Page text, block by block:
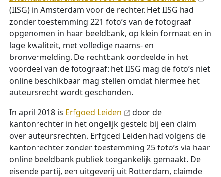
(IISG) in Amsterdam voor de rechter. Het IISG had
zonder toestemming 221 foto’s van de fotograaf
opgenomen in haar beeldbank, op klein formaat en in
lage kwaliteit, met volledige naams- en
bronvermelding. De rechtbank oordeelde in het
voordeel van de fotograaf: het IISG mag de foto’s niet
online beschikbaar mag stellen omdat hiermee het
auteursrecht wordt geschonden.
In april 2018 is Erfgoed Leiden
door de
kantonrechter in het ongelijk gesteld bij een claim
over auteursrechten. Erfgoed Leiden had volgens de
kantonrechter zonder toestemming 25 foto’s via haar
online beeldbank publiek toegankelijk gemaakt. De
eisende partij, een uitgeverij uit Rotterdam, claimde